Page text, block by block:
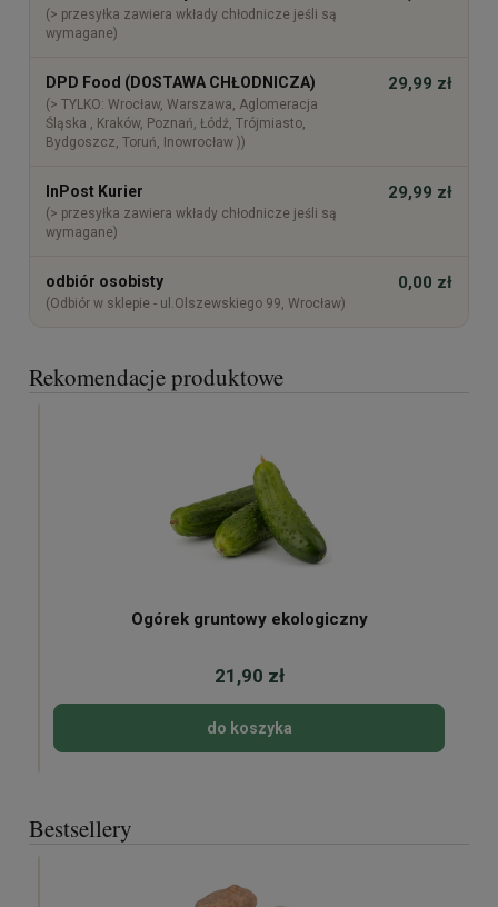
(> przesyłka zawiera wkłady chłodnicze jeśli są
wymagane)
DPD Food (DOSTAWA CHŁODNICZA)
(> TYLKO: Wrocław, Warszawa, Aglomeracja
Śląska , Kraków, Poznań, Łódź, Trójmiasto,
Bydgoszcz, Toruń, Inowrocław ))
29,99 zł
InPost Kurier
(> przesyłka zawiera wkłady chłodnicze jeśli są
wymagane)
29,99 zł
odbiór osobisty
(Odbiór w sklepie - ul.Olszewskiego 99, Wrocław)
0,00 zł
Rekomendacje produktowe
Ogórek gruntowy ekologiczny
21,90 zł
do koszyka
Bestsellery